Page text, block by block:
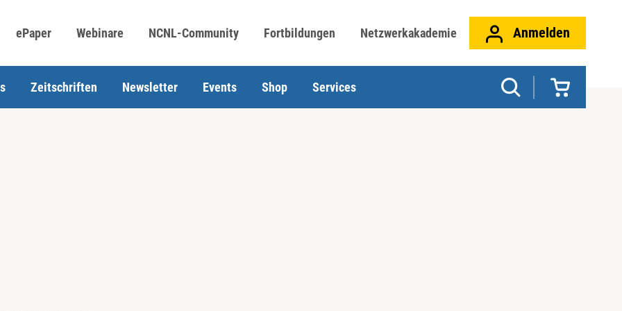
ePaper Webinare NCNL-Community Fortbildungen Netzwerkakademie Anmelden
Zeitschriften Newsletter Events Shop Services